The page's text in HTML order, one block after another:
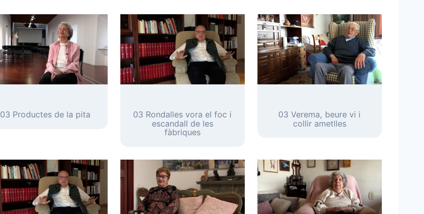
03 Productes de la pita
03 Rondalles vora el foc i
escandall de les
fàbriques
03 Verema, beure vi i
collir ametlles